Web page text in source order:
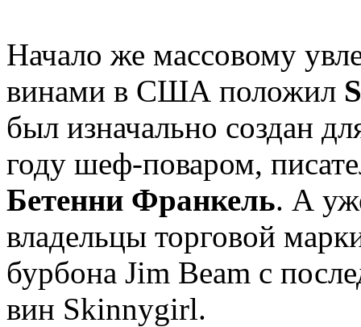
Начало же массовому
винами в США положил
был изначально создан
году шеф-поваром,
Бетенни Франкель. А
владельцы торговой
бурбона Jim Beam с
вин Skinnygirl.